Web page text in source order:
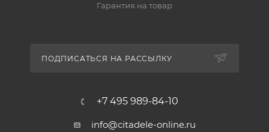
Гарантия на товар
ПОДПИСАТЬСЯ НА РАССЫЛКУ
+7 495 989-84-10
info@citadele-online.ru